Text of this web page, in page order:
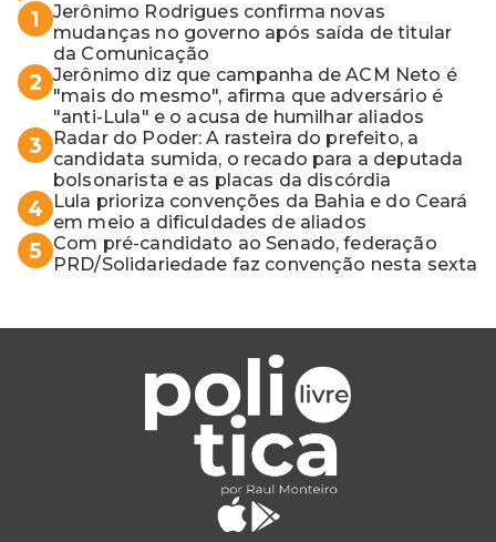
1
Jerônimo Rodrigues confirma novas
mudanças no governo após saída de titular
da Comunicação
2 Jerônimo diz que campanha de ACM Neto é
"mais do mesmo", afirma que adversário é
"anti-Lula" e o acusa de humilhar aliados
3
Radar do Poder: A rasteira do prefeito, a
candidata sumida, o recado para a deputada
bolsonarista e as placas da discórdia
4
Lula prioriza convenções da Bahia e do Ceará
em meio a dificuldades de aliados
5
Com pré-candidato ao Senado, federação
PRD/Solidariedade faz convenção nesta sexta